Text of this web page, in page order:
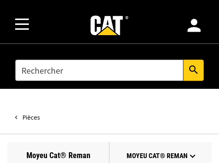
person
SEARCH search
Pièces
Moyeu Cat® Reman MOYEU CAT® REMAN